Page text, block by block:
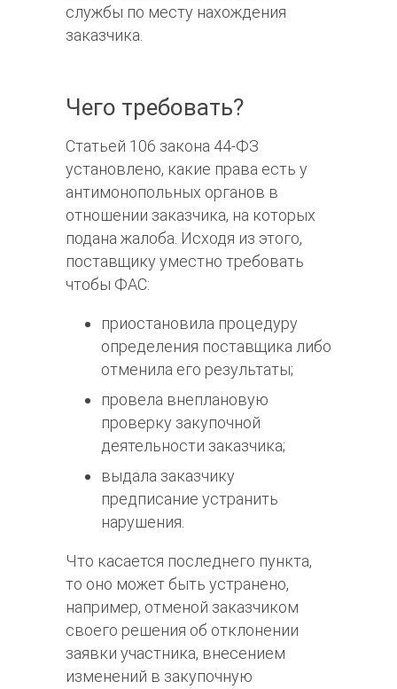
службы по месту нахождения
заказчика.
Чего требовать?
Статьей 106 закона 44-ФЗ
установлено, какие права есть у
антимонопольных органов в
отношении заказчика, на которых
подана жалоба. Исходя из этого,
поставщику уместно требовать
чтобы ФАС:
приостановила процедуру
определения поставщика либо
отменила его результаты;
провела внеплановую
проверку закупочной
деятельности заказчика;
выдала заказчику
предписание устранить
нарушения.
Что касается последнего пункта,
то оно может быть устранено,
например, отменой заказчиком
своего решения об отклонении
заявки участника, внесением
изменений в закупочную